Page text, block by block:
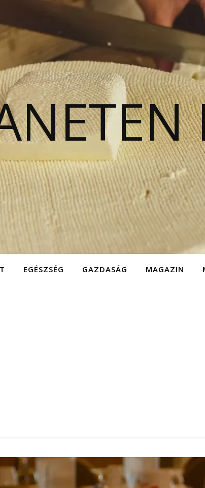
EGÉSZSÉG GAZDASÁG MAGAZIN